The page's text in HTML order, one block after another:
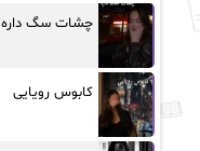
چشات سگ داره
کابوس رویایی